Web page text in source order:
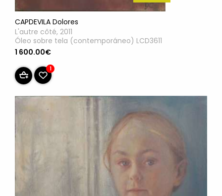
CAPDEVILA Dolores
L'autre côté, 2011
Óleo sobre tela (contemporáneo) LCD3611
1 600.00€
1